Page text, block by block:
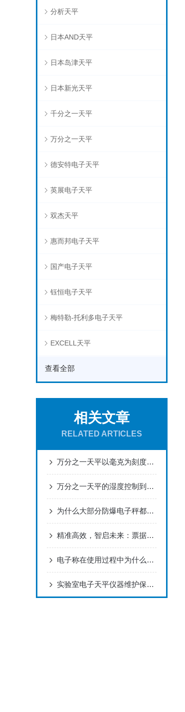
分析天平
日本AND天平
日本岛津天平
日本新光天平
千分之一天平
万分之一天平
德安特电子天平
英展电子天平
双杰天平
惠而邦电子天平
国产电子天平
钰恒电子天平
梅特勒-托利多电子天平
EXCELL天平
查看全部
相关文章
RELATED ARTICLES
万分之一天平以毫克为刻度的微观世界“度量衡”
万分之一天平的湿度控制到底需不需要放干燥剂？
为什么大部分防爆电子秤都使用不锈钢外壳
精准高效，智启未来：票据打印电子秤的革新应用
电子称在使用过程中为什么不能频繁进行碰撞呢
实验室电子天平仪器维护保养“四项要求”